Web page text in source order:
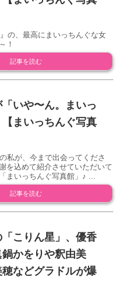
』の、最高にまいっちんぐな女
！
記事を読む
いや〜ん。まいっ
まいっちんぐ写真
私が、今まで出会ってくださ
を込めて紹介させていただいて
まいっちんぐ写真館」♪ ...
記事を読む
こりん星」、優香
かをりや釈由美
などグラドルが爆